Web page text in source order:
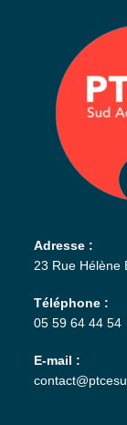
Adresse :
23 Rue Hélène
Téléphone :
05 59 64 44 54
E-mail :